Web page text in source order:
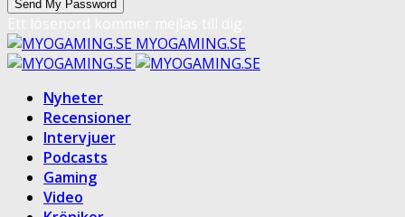
MYOGAMING.SE
Nyheter
Recensioner
Intervjuer
Podcasts
Gaming
Video